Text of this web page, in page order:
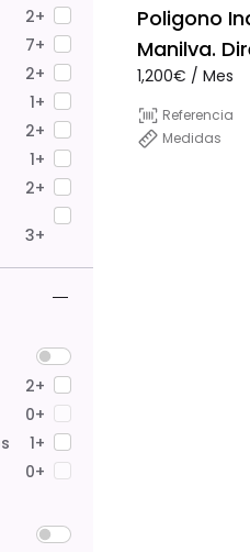
2+
7+
2+
1+
2+
1+
2+
3+
2+
0+
1+
0+
Poligono
Manilva.
Estepona
1,200€ / Mes
Referencia
Medidas